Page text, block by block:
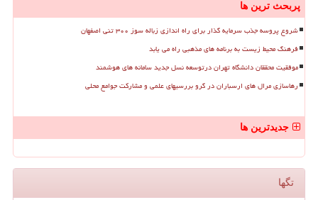
پربحث ترین ها
شروع پروسه جذب سرمایه گذار برای راه اندازی زباله سوز ۳۰۰ تنی اصفهان
فرهنگ محیط زیست به برنامه های مذهبی راه می یابد
موفقیت محققان دانشگاه تهران درتوسعه نسل جدید سامانه های هوشمند
رهاسازی مرال های ارسباران در گرو بررسیهای علمی و مشارکت جوامع محلی
جدیدترین ها
تگها